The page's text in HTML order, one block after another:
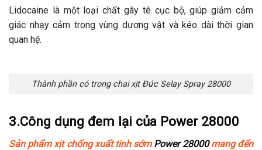
Lidocaine là một loại chất gây tê cục bộ, giúp giảm cảm
giác nhạy cảm trong vùng dương vật và kéo dài thời gian
quan hệ.
Thành phần có trong chai xịt Đức Selay Spray 28000
3.Công dụng đem lại của Power 28000
Sản phẩm xịt chống xuất tinh sớm Power 28000mang đến